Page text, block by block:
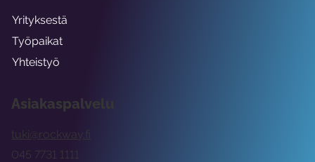
Asiakaspalvelu
tuki@rockway.fi
045 7731 1111
Yrityksestä
Työpaikat
Yhteistyö